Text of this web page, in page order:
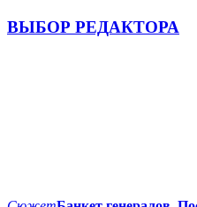
ВЫБОР РЕДАКТОРА